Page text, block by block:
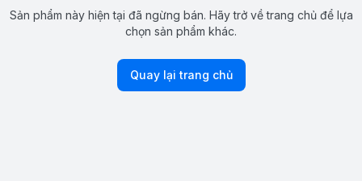
Sản phẩm này hiện tại đã ngừng bán. Hãy trở về trang chủ để lựa
chọn sản phẩm khác.
Quay lại trang chủ